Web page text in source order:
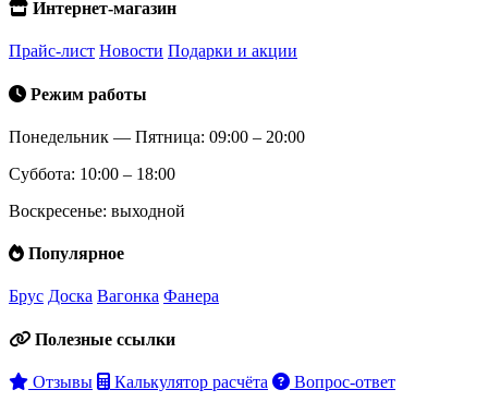
Интернет-магазин
Прайс-лист Новости Подарки и акции
Режим работы
Понедельник — Пятница: 09:00 – 20:00
Суббота: 10:00 – 18:00
Воскресенье: выходной
Популярное
Брус Доска Вагонка Фанера
Полезные ссылки
Отзывы Калькулятор расчёта Вопрос-ответ